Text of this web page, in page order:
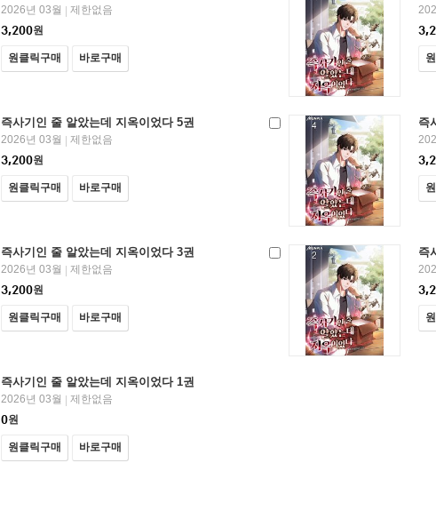
2026년 03월 | 제한없음
3,200원
원클릭구매 바로구매
즉사기인 줄 알았는데 지옥이었다 5권
2026년 03월 | 제한없음
3,200원
원클릭구매 바로구매
즉
즉사기인 줄 알았는데 지옥이었다 3권
2026년 03월 | 제한없음
3,200원
원클릭구매 바로구매
즉
즉사기인 줄 알았는데 지옥이었다 1권
2026년 03월 | 제한없음
0원
원클릭구매 바로구매